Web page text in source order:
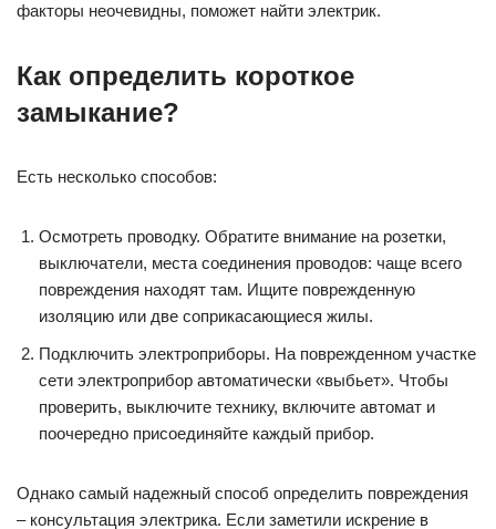
факторы неочевидны, поможет найти электрик.
Как определить короткое
замыкание?
Есть несколько способов:
Осмотреть проводку. Обратите внимание на розетки,
выключатели, места соединения проводов: чаще всего
повреждения находят там. Ищите поврежденную
изоляцию или две соприкасающиеся жилы.
Подключить электроприборы. На поврежденном участке
сети электроприбор автоматически «выбьет». Чтобы
проверить, выключите технику, включите автомат и
поочередно присоединяйте каждый прибор.
Однако самый надежный способ определить повреждения
– консультация электрика. Если заметили искрение в